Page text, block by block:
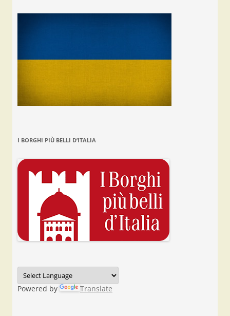
I BORGHI PIÙ BELLI D’ITALIA
Powered by Translate